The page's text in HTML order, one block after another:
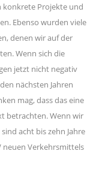
konkrete Projekte und
Ebenso wurden viele
denen wir auf der
Wenn sich die
jetzt nicht negativ
nächsten Jahren
mag, dass das eine
betrachten. Wenn wir
acht bis zehn Jahre
Verkehrsmittels